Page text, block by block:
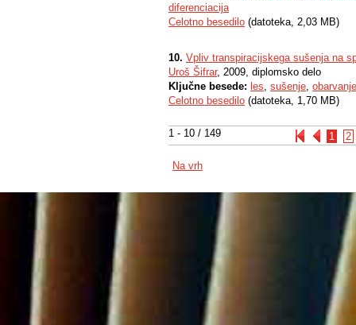
1 - 10 / 149 1 2
diferenciacija
Celotno besedilo (datoteka, 2,03 MB)
10. Vpliv transpiracijskega sušenja na
Uroš Šifrar, 2009, diplomsko delo
Ključne besede: les, sušenje, obarvanje
Celotno besedilo (datoteka, 1,70 MB)
Na vrh